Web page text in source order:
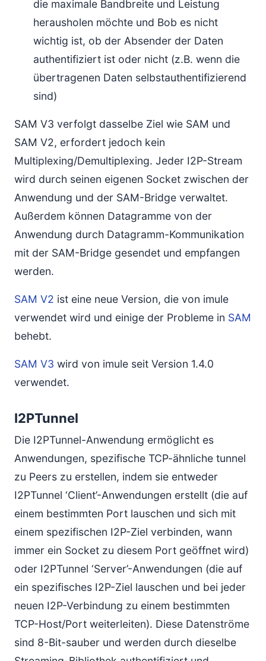
die maximale Bandbreite und Leistung
herausholen möchte und Bob es nicht
wichtig ist, ob der Absender der Daten
authentifiziert ist oder nicht (z.B. wenn die
übertragenen Daten selbstauthentifizierend
sind)
SAM V3 verfolgt dasselbe Ziel wie SAM und
SAM V2, erfordert jedoch kein
Multiplexing/Demultiplexing. Jeder I2P-Stream
wird durch seinen eigenen Socket zwischen der
Anwendung und der SAM-Bridge verwaltet.
Außerdem können Datagramme von der
Anwendung durch Datagramm-Kommunikation
mit der SAM-Bridge gesendet und empfangen
werden.
SAM V2 ist eine neue Version, die von imule
verwendet wird und einige der Probleme in SAM
behebt.
SAM V3 wird von imule seit Version 1.4.0
verwendet.
I2PTunnel
Die I2PTunnel-Anwendung ermöglicht es
Anwendungen, spezifische TCP-ähnliche tunnel
zu Peers zu erstellen, indem sie entweder
I2PTunnel ‘Client’-Anwendungen erstellt (die auf
einem bestimmten Port lauschen und sich mit
einem spezifischen I2P-Ziel verbinden, wann
immer ein Socket zu diesem Port geöffnet wird)
oder I2PTunnel ‘Server’-Anwendungen (die auf
ein spezifisches I2P-Ziel lauschen und bei jeder
neuen I2P-Verbindung zu einem bestimmten
TCP-Host/Port weiterleiten). Diese Datenströme
sind 8-Bit-sauber und werden durch dieselbe